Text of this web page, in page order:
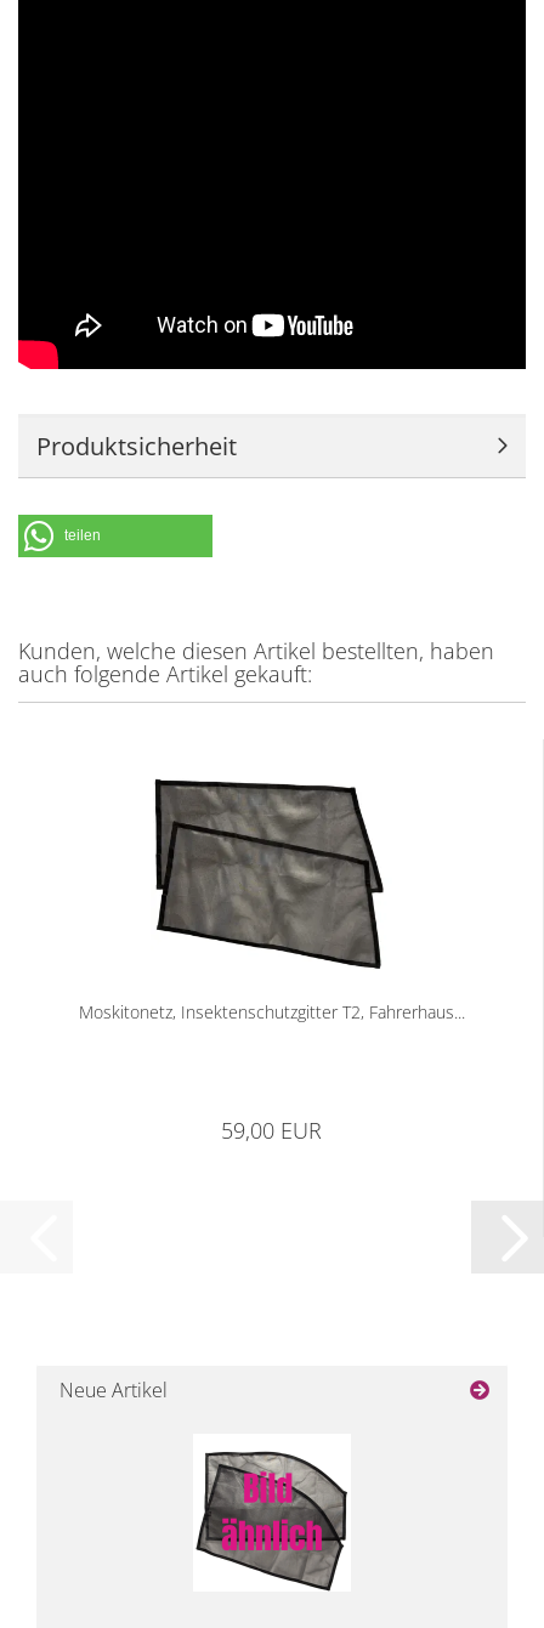
Produktsicherheit
teilen
Kunden, welche diesen Artikel bestellten, haben
auch folgende Artikel gekauft:
Moskitonetz, Insektenschutzgitter T2, Fahrerhaus...
59,00 EUR
Neue Artikel